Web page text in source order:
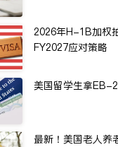
2026年H-1B加权
FY2027应对策略
美国留学生拿EB-
最新！美国老人养